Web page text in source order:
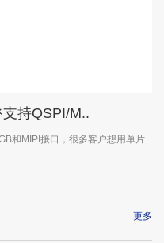
持QSPI/M..
和MIPI接口，很多客户想用单片
更多